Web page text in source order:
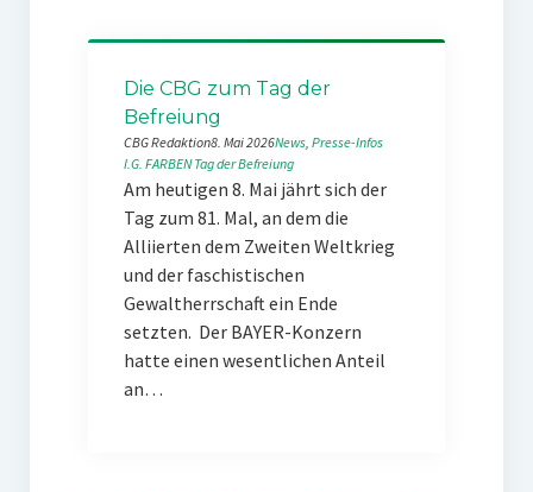
Die CBG zum Tag der
Befreiung
CBG Redaktion8. Mai 2026News, Presse-Infos
I.G. FARBEN Tag der Befreiung
Am heutigen 8. Mai jährt sich der
Tag zum 81. Mal, an dem die
Alliierten dem Zweiten Weltkrieg
und der faschistischen
Gewaltherrschaft ein Ende
setzten. Der BAYER-Konzern
hatte einen wesentlichen Anteil
an…